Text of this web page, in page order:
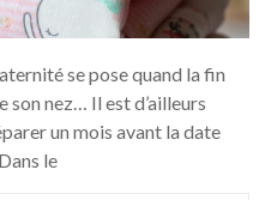
se pose quand la fin
son nez… Il est d’ailleurs
un mois avant la date
le